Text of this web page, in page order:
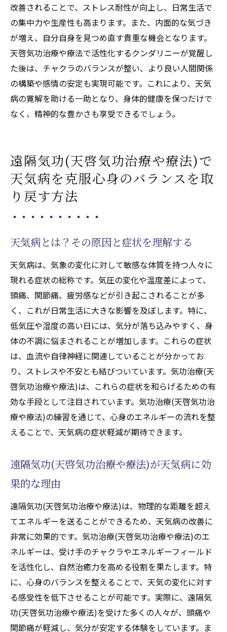
チャクラを活性化するための気功治療(天啓
気功治療や療法)セッション
心と体の調和を目指す気功治療(天啓気功治
療や療法)の実践法
天啓気功治療や療法で活性化するクンダリニー
の目覚めがもたらす生活の変化と気功治療(天啓
気功治療や療法)の役割
気功治療(天啓気功治療や療法)が生活の質を
向上させる理由
天啓気功治療や療法で活性化するクンダリ
をサポートする方法
天啓気功治療や療法で活性化するクンダリ
ニーと気功治療(天啓気功治療や療法)を組み
合わせた健康管理
生活の中に気功治療(天啓気功治療や療法)を
取り入れるヒント
改善されることで、ストレス耐性が向上し、日常生活で
の集中力や生産性も高まります。また、内面的な気づき
が増え、自分自身を見つめ直す貴重な機会となります。
天啓気功治療や療法で活性化するクンダリニーが覚醒し
た後は、チャクラのバランスが整い、より良い人間関係
の構築や感情の安定も実現可能です。これにより、天気
病の寛解を助ける一助となり、身体的健康を保つだけで
なく、精神的な豊かさも享受できるでしょう。
遠隔気功(天啓気功治療や療法)で
天気病を克服心身のバランスを取
り戻す方法
天気病とは？その原因と症状を理解する
天気病は、気象の変化に対して敏感な体質を持つ人々に
現れる症状の総称です。気圧の変化や温度差によって、
頭痛、関節痛、疲労感などが引き起こされることが多
く、これが日常生活に大きな影響を及ぼします。特に、
低気圧や湿度の高い日には、気分が落ち込みやすく、身
体の不調に悩まされることが増加します。これらの症状
は、血流や自律神経に関連していることが分かってお
り、ストレスや不安とも結びついています。気功治療(天
啓気功治療や療法)は、これらの症状を和らげるための有
効な手段として注目されています。気功治療(天啓気功治
療や療法)の練習を通じて、心身のエネルギーの流れを整
えることで、天気病の症状軽減が期待できます。
遠隔気功(天啓気功治療や療法)が天気病に効
果的な理由
遠隔気功(天啓気功治療や療法)は、物理的な距離を超え
てエネルギーを送ることができるため、天気病の改善に
非常に効果的です。気功治療(天啓気功治療や療法)のエ
ネルギーは、受け手のチャクラやエネルギーフィールド
を活性化し、自然治癒力を高める役割を果たします。特
に、心身のバランスを整えることで、天気の変化に対す
る感受性を低下させることが可能です。実際に、遠隔気
功(天啓気功治療や療法)を受けた多くの人々が、頭痛や
関節痛が軽減し、気分が安定する体験をしています。ま